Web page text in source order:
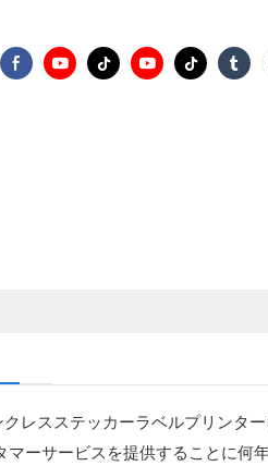
レスステッカーラベルプリンタ
ーサービスを提供することに何